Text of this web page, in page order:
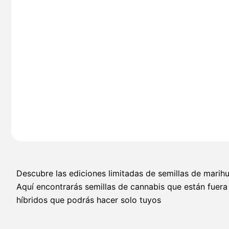
Descubre las ediciones limitadas de semillas de
Aquí encontrarás semillas de cannabis que están
híbridos que podrás hacer solo tuyos